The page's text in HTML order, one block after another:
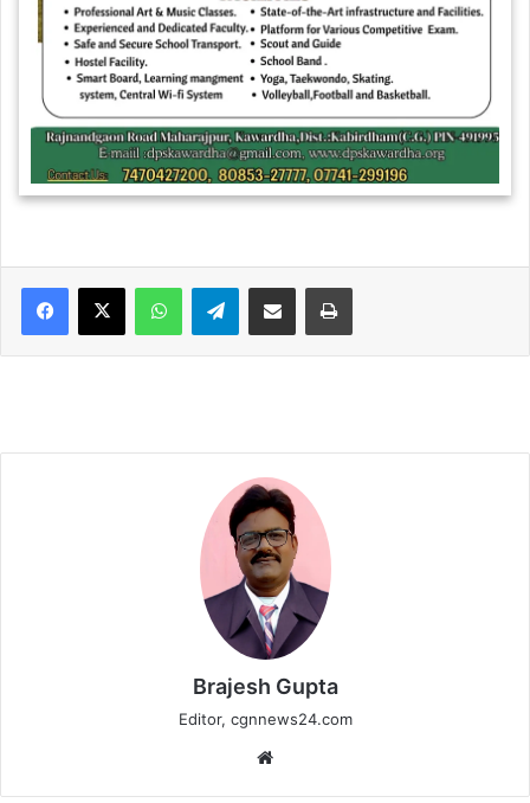
WhatsAppTelegramShare via Email Print
Brajesh Gupta
Editor, cgnnews24.com